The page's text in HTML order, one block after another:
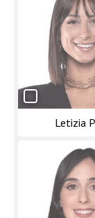
Letizia